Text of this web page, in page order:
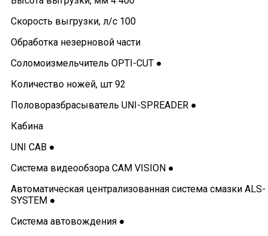
Скорость выгрузки, л/с 100
Обработка незерновой части
Соломоизмельчитель OPTI-CUT ●
Количество ножей, шт 92
Половоразбрасыватель UNI-SPREADER ●
Кабина
UNI CAB ●
Система видеообзора CAM VISION ●
Автоматическая централизованная система смазки ALS-
SYSTEM ●
Система автовождения ●